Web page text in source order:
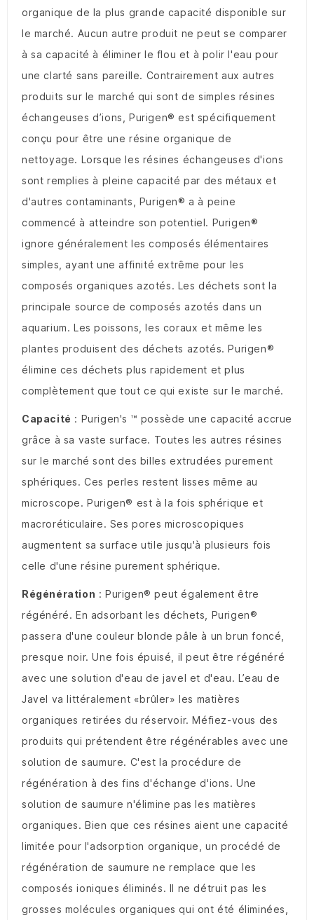
organique de la plus grande capacité disponible sur
le marché. Aucun autre produit ne peut se comparer
à sa capacité à éliminer le flou et à polir l'eau pour
une clarté sans pareille. Contrairement aux autres
produits sur le marché qui sont de simples résines
échangeuses d’ions, Purigen® est spécifiquement
conçu pour être une résine organique de
nettoyage. Lorsque les résines échangeuses d'ions
sont remplies à pleine capacité par des métaux et
d'autres contaminants, Purigen® a à peine
commencé à atteindre son potentiel. Purigen®
ignore généralement les composés élémentaires
simples, ayant une affinité extrême pour les
composés organiques azotés. Les déchets sont la
principale source de composés azotés dans un
aquarium. Les poissons, les coraux et même les
plantes produisent des déchets azotés.Purigen®
élimine ces déchets plus rapidement et plus
complètement que tout ce qui existe sur le marché.
Capacité : Purigen's ™ possède une capacité accrue
grâce à sa vaste surface. Toutes les autres résines
sur le marché sont des billes extrudées purement
sphériques.Ces perles restent lisses même au
microscope.Purigen® est à la fois sphérique et
macroréticulaire. Ses pores microscopiques
augmentent sa surface utile jusqu'à plusieurs fois
celle d'une résine purement sphérique.
Régénération : Purigen® peut également être
régénéré. En adsorbant les déchets, Purigen®
passera d'une couleur blonde pâle à un brun foncé,
presque noir.Une fois épuisé, il peut être régénéré
avec une solution d'eau de javel et d'eau. L’eau de
Javel va littéralement «brûler» les matières
organiques retirées du réservoir.Méfiez-vous des
produits qui prétendent être régénérables avec une
solution de saumure. C'est la procédure de
régénération à des fins d'échange d'ions.Une
solution de saumure n'élimine pas les matières
organiques.Bien que ces résines aient une capacité
limitée pour l'adsorption organique, un procédé de
régénération de saumure ne remplace que les
composés ioniques éliminés. Il ne détruit pas les
grosses molécules organiques qui ont été éliminées,